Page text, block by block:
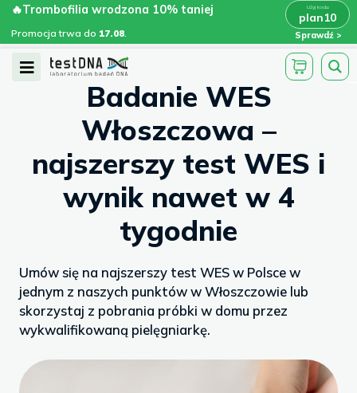
Skip
content
🔥Trombofilia wrodzona 10% taniej
Promocja trwa do 17.08.
plan10
Sprawdź
🔥Trombofilia wrodzona 10% taniej
plan10 x
Open
testdna.pl
Badanie WES
Włoszczowa –
najszerszy test WES i
wynik nawet w 4
tygodnie
Umów się na najszerszy test WES w Polsce w
jednym z naszych punktów w Włoszczowie lub
skorzystaj z pobrania próbki w domu przez
wykwalifikowaną pielęgniarkę.